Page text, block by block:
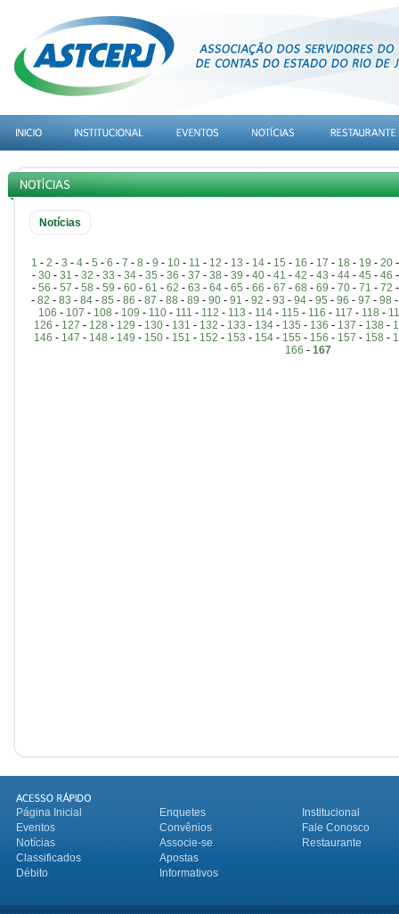
Notícias
1 - 2 - 3 - 4 - 5 - 6 - 7 - 8 - 9 - 10 - 11 - 12 - 13 - 14 - 15 - 16 - 17 - 18 - 19 - 20
- 30- 31 - 32 - 33 - 34- 35 - 36 - 37 - 38 - 39 - 40- 41 - 42 - 43 - 44- 45 - 46
- 56 - 57 - 58 - 59 - 60- 61 - 62 - 63 - 64- 65 - 66 - 67 - 68 - 69 - 70- 71 - 72
- 82 - 83 - 84 - 85 - 86 - 87 - 88 - 89 - 90 - 91 - 92 - 93 - 94 - 95 - 96 - 97 - 98
106 - 107 - 108 - 109 - 110 - 111 - 112 - 113 - 114 - 115 - 116 - 117 - 118 -
126 - 127 - 128 - 129 - 130- 131 - 132 - 133 - 134- 135 - 136 - 137 - 138 -
146 - 147 - 148 - 149 - 150- 151 - 152 - 153 - 154- 155 - 156 - 157 - 158 -
166 - 167
Página Inicial Enquetes
Institucional
Eventos
Convênios
Fale Conosco
Notícias
Associe-se
Restaurante
Classificados
Apostas
Débito
Informativos